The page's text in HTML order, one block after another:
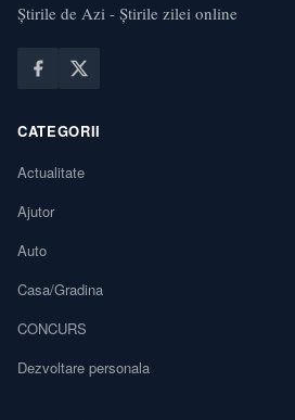
Știrile de Azi - Știrile zilei online
CATEGORII
Actualitate
Ajutor
Auto
Casa/Gradina
CONCURS
Dezvoltare personala